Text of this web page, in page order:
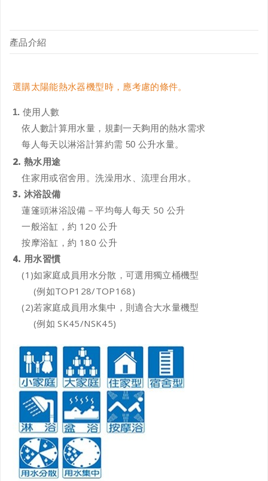
產品介紹
選購太陽能熱水器機型時，應考慮的條件。
1. 使用人數
依人數計算用水量，規劃一天夠用的熱水需求
每人每天以淋浴計算約需 50 公升水量。
2. 熱水用途
住家用或宿舍用。洗澡用水、流理台用水。
3. 沐浴設備
蓮篷頭淋浴設備－平均每人每天 50 公升
一般浴缸，約 120 公升
按摩浴缸，約 180 公升
4. 用水習慣
(1)如家庭成員用水分散，可選用獨立桶機型
(例如TOP128/TOP168)
(2)若家庭成員用水集中，則適合大水量機型
(例如 SK45/NSK45)